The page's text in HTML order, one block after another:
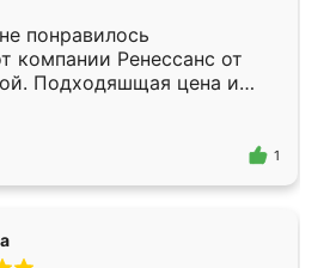
понравилось
компании Ренессанс от
Подходяшщая цена и
изготовления. Приехавший
Владислав
эскизу самый
1